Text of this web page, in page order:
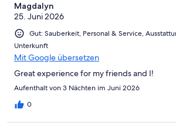
Magdalyn
25. Juni 2026
Gut: Sauberkeit, Personal & Service,
Unterkunft
Mit Google übersetzen
Great experience for my friends and I!
Aufenthalt von 3 Nächten im Juni 2026
0